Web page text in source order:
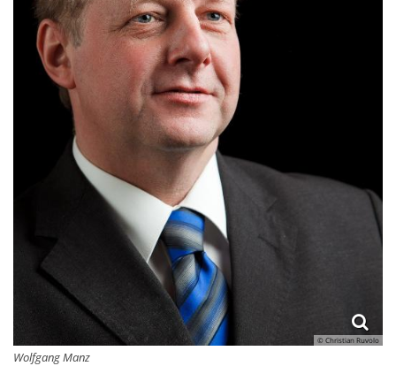
© Christian Ruvolo
Wolfgang Manz